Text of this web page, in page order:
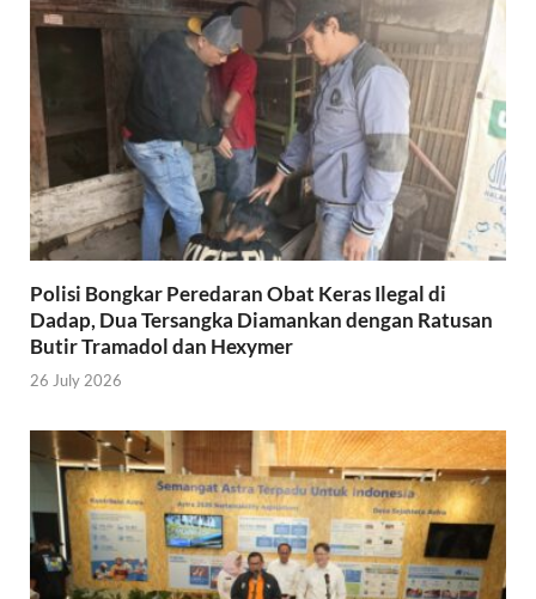
Polisi Bongkar Peredaran Obat Keras Ilegal di
Dadap, Dua Tersangka Diamankan dengan Ratusan
Butir Tramadol dan Hexymer
26 July 2026